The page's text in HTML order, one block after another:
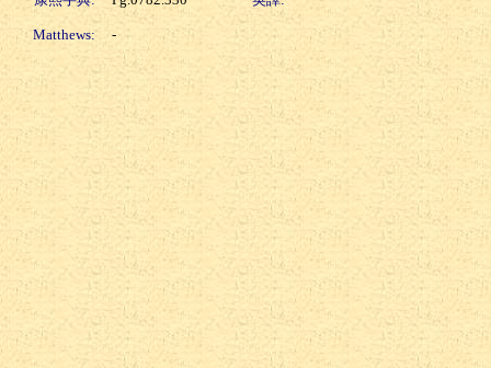
Matthews: -